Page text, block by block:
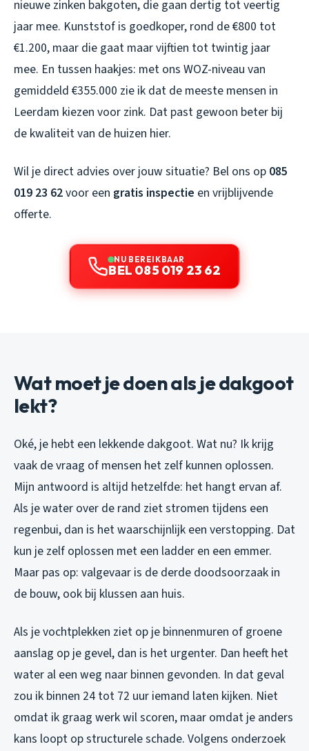
nieuwe zinken bakgoten, die gaan dertig tot veertig
jaar mee. Kunststof is goedkoper, rond de €800 tot
€1.200, maar die gaat maar vijftien tot twintig jaar
mee. En tussen haakjes: met ons WOZ-niveau van
gemiddeld €355.000 zie ik dat de meeste mensen in
Leerdam kiezen voor zink. Dat past gewoon beter bij
de kwaliteit van de huizen hier.
Wil je direct advies over jouw situatie? Bel ons op 085
019 23 62voor een gratis inspectie en vrijblijvende
offerte.
NU BEREIKBAAR
BEL 085 019 23 62
Wat moet je doen als je dakgoot
lekt?
Oké, je hebt een lekkende dakgoot. Wat nu? Ik krijg
vaak de vraag of mensen het zelf kunnen oplossen.
Mijn antwoord is altijd hetzelfde: het hangt ervan af.
Als je water over de rand ziet stromen tijdens een
regenbui, dan is het waarschijnlijk een verstopping. Dat
kun je zelf oplossen met een ladder en een emmer.
Maar pas op: valgevaar is de derde doodsoorzaak in
de bouw, ook bij klussen aan huis.
Als je vochtplekken ziet op je binnenmuren of groene
aanslag op je gevel, dan is het urgenter. Dan heeft het
water al een weg naar binnen gevonden. In dat geval
zou ik binnen 24 tot 72 uur iemand laten kijken. Niet
omdat ik graag werk wil scoren, maar omdat je anders
kans loopt op structurele schade. Volgens onderzoek